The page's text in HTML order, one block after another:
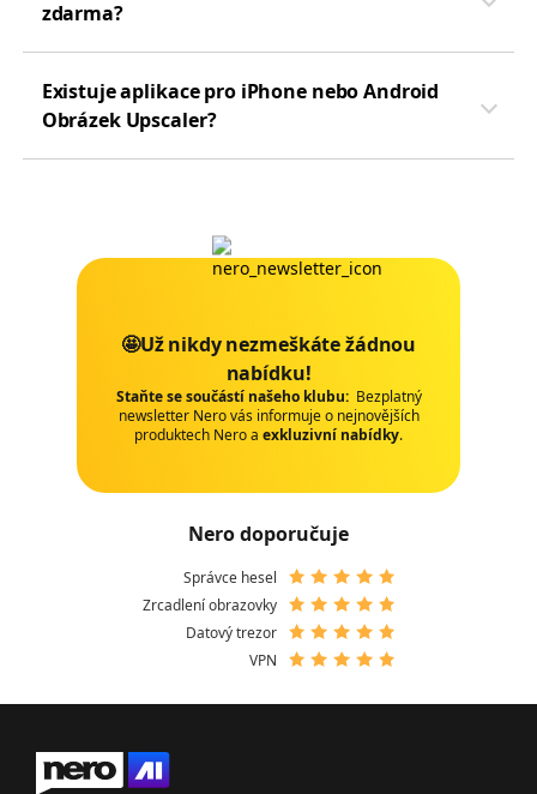
zdarma?
Existuje aplikace pro iPhone nebo Android
Obrázek Upscaler?
🤩Už nikdy nezmeškáte žádnou
nabídku!
Staňte se součástí našeho klubu: Bezplatný
newsletter Nero vás informuje o nejnovějších
produktech Nero a exkluzivní nabídky.
Nero doporučuje
Správce hesel
Zrcadlení obrazovky
Datový trezor
VPN